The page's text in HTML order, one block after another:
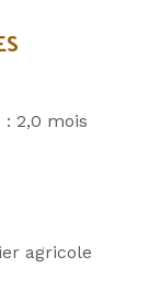
: 2,0 mois
agricole